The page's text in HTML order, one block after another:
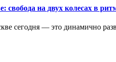
на двух колесах в
сегодня — это динамично